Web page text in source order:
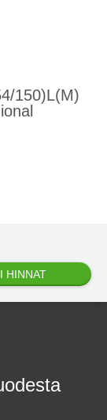
150)L(M)
HINNAT